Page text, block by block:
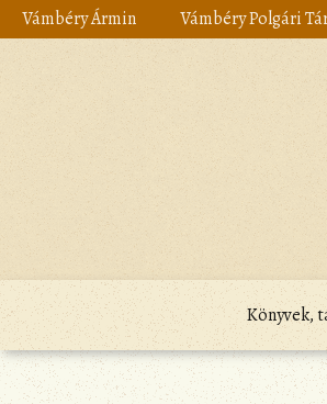
Skip
to
Vámbéry Ármin Vámbéry Polgári
Könyvek,